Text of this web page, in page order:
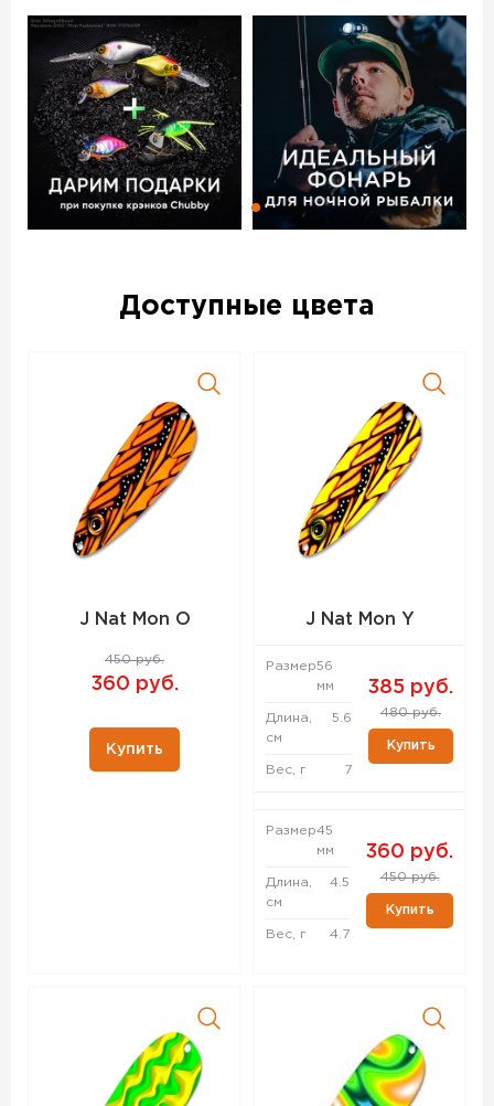
Доступные цвета
J Nat Mon O
450 руб.
360 руб.
Купить
J Nat Mon Y
Размер56
мм
Длина,
см
5.6
Вес, г 7
385 руб.
480 руб.
Купить
Размер45
мм
Длина,
см
4.5
Вес, г 4.7
360 руб.
450 руб.
Купить